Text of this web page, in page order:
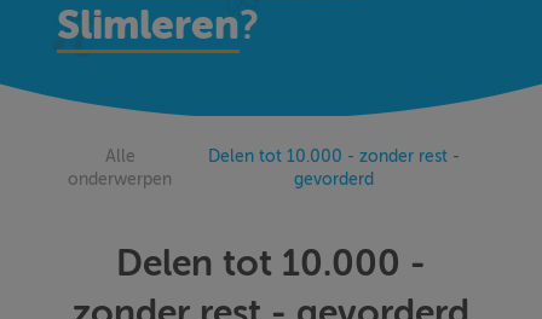
Slimleren?
Alle
onderwerpen
Delen tot 10.000 - zonder rest -
gevorderd
Delen tot 10.000 -